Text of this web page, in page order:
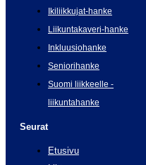
Ikiliikkujat-hanke
Liikuntakaveri-hanke
Inkluusiohanke
Seniorihanke
Suomi liikkeelle -
liikuntahanke
Seurat
Etusivu